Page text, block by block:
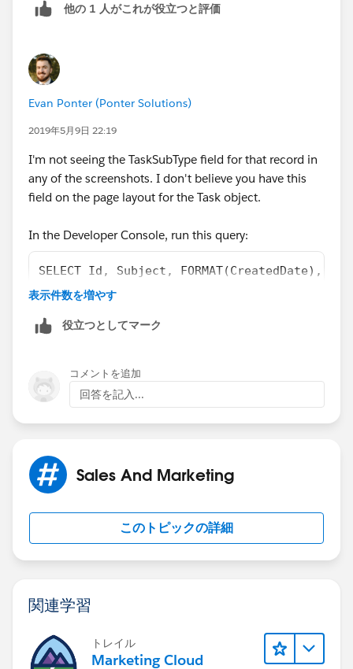
他の 1 人がこれが役立つと評価
Evan Ponter (Ponter Solutions)
2019年5月9日 22:19
I'm not seeing the TaskSubType field for that record in
any of the screenshots. I don't believe you have this
field on the page layout for the Task object.
In the Developer Console, run this query:
SELECT Id, Subject, FORMAT(CreatedDate),
Then post a screenshot of those results.
表示件数を増やす
役立つとしてマーク
コメントを追加
回答を記入...
Sales And Marketing
このトピックの詳細
関連学習
トレイル
Marketing Cloud